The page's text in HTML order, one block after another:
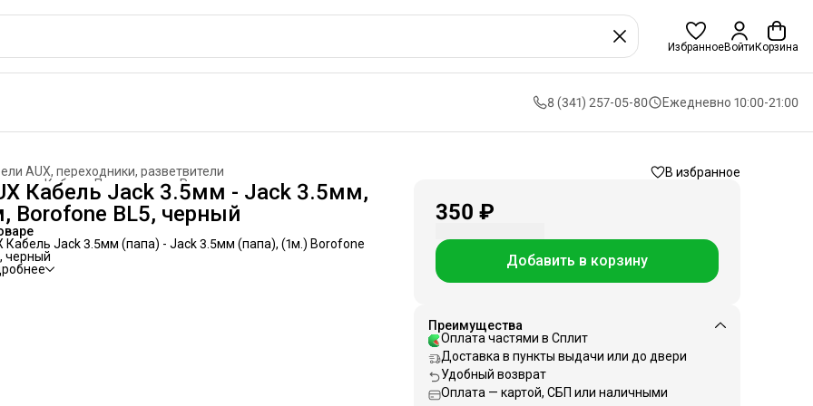
ИзбранноеВойти Корзина
8 (341) 257-05-80 Ежедневно 10:00-21:00
AUX, переходники, разветвители
Кабели. Переходники. Разветвители
›
Кабель Jack 3.5мм - Jack 3.5мм,
Borofone BL5, черный
Кабель Jack 3.5мм (папа) - Jack 3.5мм (папа), (1м.) Borofone
черный
В избранное
350 ₽
Добавить в корзину
Преимущества
Оплата частями в Сплит
Доставка в пункты выдачи или до двери
Удобный возврат
Оплата — картой, СБП или наличными